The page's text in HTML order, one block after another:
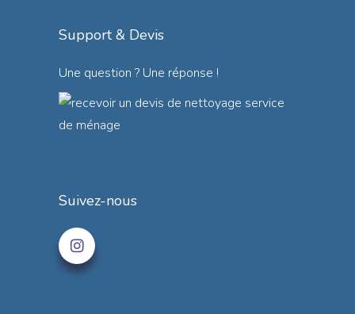
Support & Devis
Une question ? Une réponse !
Suivez-nous